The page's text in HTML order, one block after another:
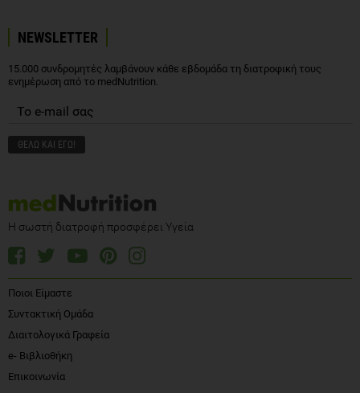
NEWSLETTER
15.000 συνδρομητές λαμβάνουν κάθε εβδομάδα τη διατροφική τους
ενημέρωση από το medNutrition.
Η σωστή διατροφή προσφέρει Υγεία
Ποιοι Είμαστε
Συντακτική Ομάδα
Διαιτολογικά Γραφεία
e- Βιβλιοθήκη
Επικοινωνία